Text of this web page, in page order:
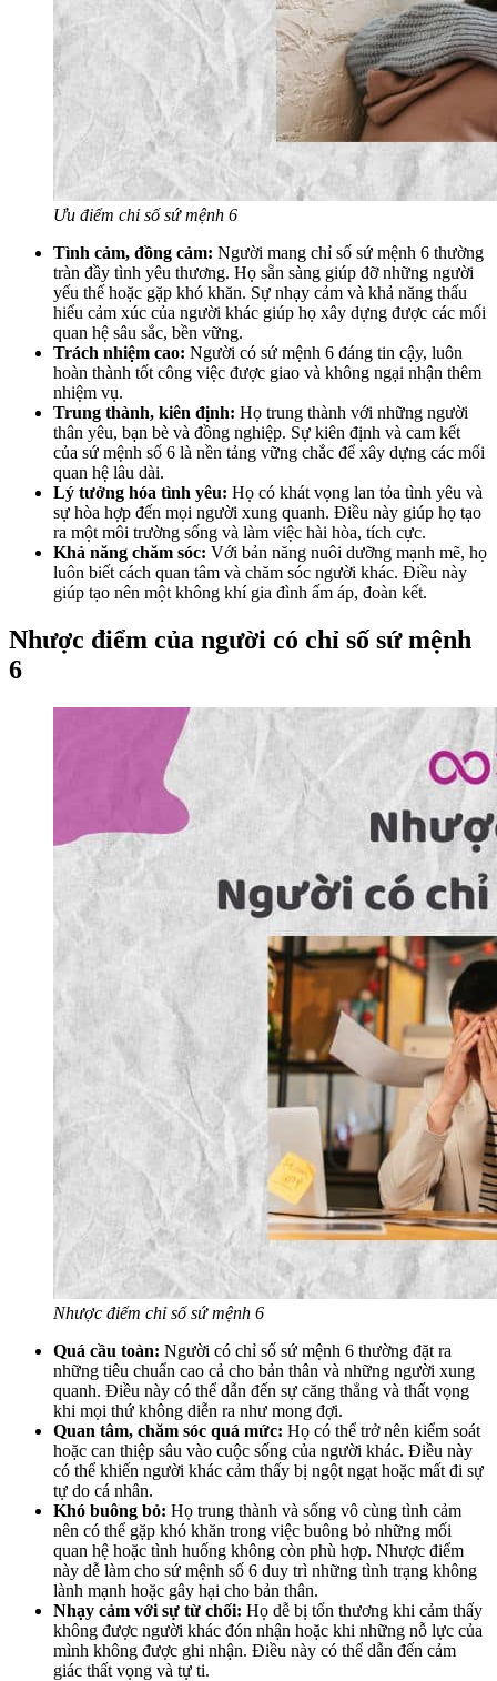
Ưu điểm chỉ số sứ mệnh 6
Tình cảm, đồng cảm: Người mang chỉ số sứ mệnh 6 thường
tràn đầy tình yêu thương. Họ sẵn sàng giúp đỡ những người
yếu thế hoặc gặp khó khăn. Sự nhạy cảm và khả năng thấu
hiểu cảm xúc của người khác giúp họ xây dựng được các mối
quan hệ sâu sắc, bền vững.
Trách nhiệm cao: Người có sứ mệnh 6 đáng tin cậy, luôn
hoàn thành tốt công việc được giao và không ngại nhận thêm
nhiệm vụ.
Trung thành, kiên định: Họ trung thành với những người
thân yêu, bạn bè và đồng nghiệp. Sự kiên định và cam kết
của sứ mệnh số 6 là nền tảng vững chắc để xây dựng các mối
quan hệ lâu dài.
Lý tưởng hóa tình yêu: Họ có khát vọng lan tỏa tình yêu và
sự hòa hợp đến mọi người xung quanh. Điều này giúp họ tạo
ra một môi trường sống và làm việc hài hòa, tích cực.
Khả năng chăm sóc: Với bản năng nuôi dưỡng mạnh mẽ, họ
luôn biết cách quan tâm và chăm sóc người khác. Điều này
giúp tạo nên một không khí gia đình ấm áp, đoàn kết.
Nhược điểm của người có chỉ số sứ mệnh
6
Nhược điểm chỉ số sứ mệnh 6
Quá cầu toàn: Người có chỉ số sứ mệnh 6 thường đặt ra
những tiêu chuẩn cao cả cho bản thân và những người xung
quanh. Điều này có thể dẫn đến sự căng thẳng và thất vọng
khi mọi thứ không diễn ra như mong đợi.
Quan tâm, chăm sóc quá mức: Họ có thể trở nên kiểm soát
hoặc can thiệp sâu vào cuộc sống của người khác. Điều này
có thể khiến người khác cảm thấy bị ngột ngạt hoặc mất đi sự
tự do cá nhân.
Khó buông bỏ: Họ trung thành và sống vô cùng tình cảm
nên có thể gặp khó khăn trong việc buông bỏ những mối
quan hệ hoặc tình huống không còn phù hợp. Nhược điểm
này dễ làm cho sứ mệnh số 6 duy trì những tình trạng không
lành mạnh hoặc gây hại cho bản thân.
Nhạy cảm với sự từ chối: Họ dễ bị tổn thương khi cảm thấy
không được người khác đón nhận hoặc khi những nỗ lực của
mình không được ghi nhận. Điều này có thể dẫn đến cảm
giác thất vọng và tự ti.